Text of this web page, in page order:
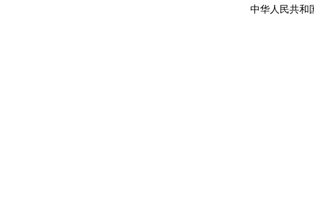
中华人民共和